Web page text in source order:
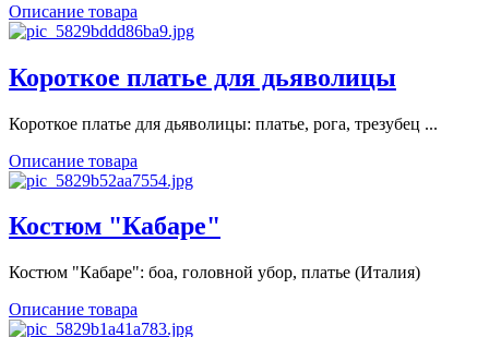
Описание товара
Короткое платье для дьяволицы
Короткое платье для дьяволицы: платье, рога, трезубец ...
Описание товара
Костюм "Кабаре"
Костюм "Кабаре": боа, головной убор, платье (Италия)
Описание товара